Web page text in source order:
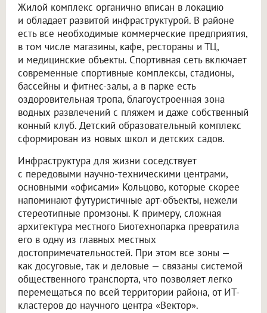
Жилой комплекс органично вписан в локацию
и обладает развитой инфраструктурой. В районе
есть все необходимые коммерческие предприятия,
в том числе магазины, кафе, рестораны и ТЦ,
и медицинские объекты. Спортивная сеть включает
современные спортивные комплексы, стадионы,
бассейны и фитнес-залы, а в парке есть
оздоровительная тропа, благоустроенная зона
водных развлечений с пляжем и даже собственный
конный клуб. Детский образовательный комплекс
сформирован из новых школ и детских садов.
Инфраструктура для жизни соседствует
с передовыми научно-техническими центрами,
основными «офисами» Кольцово, которые скорее
напоминают футуристичные арт-объекты, нежели
стереотипные промзоны. К примеру, сложная
архитектура местного Биотехнопарка превратила
его в одну из главных местных
достопримечательностей. При этом все зоны —
как досуговые, так и деловые — связаны системой
общественного транспорта, что позволяет легко
перемещаться по всей территории района, от ИТ-
кластеров до научного центра «Вектор».